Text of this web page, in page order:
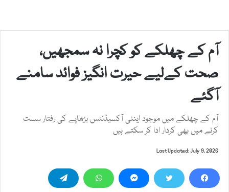
آم کے چھلکے کو کچرا نہ سمجھیں،
صحت کےلیے حیرت انگیز فوائد سامنے
آگئے
آم کے چھلکے میں موجود اینٹی آکسیڈنٹس بڑھاپے کی رفتار سست
کرنے میں بھی کردار ادا کر سکتے ہیں
Last Updated: July 9, 2026